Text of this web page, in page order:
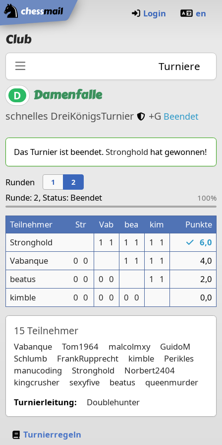
Startseite
Login en
Club
Turniere
D Damenfalle
schnelles DreiKönigsTurnier +G Nur für
Beendet
Das Turnier ist beendet.Stronghold hat gewonnen!
Runden 1 2
Runde: 2, Status: Beendet 100%
Teilnehmer Str Vab bea kim
Punkte
Stronghold
1 1 1 1 1 1
6,0
Vabanque
0 0 1 1 1 1
4,0
beatus
0 0 0 0 1 1
2,0
kimble
0 0 0 0 0 0 0,0
15 Teilnehmer
Vabanque Tom1964 malcolmxy
GuidoM
Schlumb
FrankRupprecht kimble
Perikles
manucoding
Stronghold
Norbert2404
kingcrusher
sexyfive beatus
queenmurder
Turnierleitung:
Doublehunter
Turnierregeln